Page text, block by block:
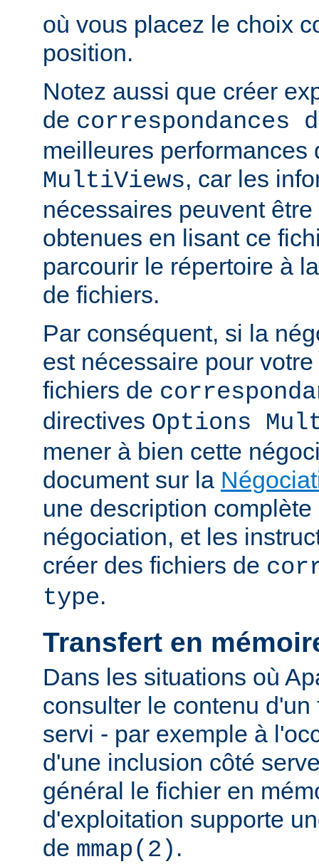
où vous placez le choix
position.
Notez aussi que créer
de correspondances
meilleures performances
MultiViews, car les
nécessaires peuvent
obtenues en lisant ce
parcourir le répertoire à
de fichiers.
Par conséquent, si la
est nécessaire pour
fichiers de
directives Options
mener à bien cette
document sur la
une description
négociation, et les
créer des fichiers de
type.
Transfert en
Dans les situations où
consulter le contenu
servi - par exemple à
d'une inclusion côté
général le fichier en
d'exploitation supporte
de mmap(2) .